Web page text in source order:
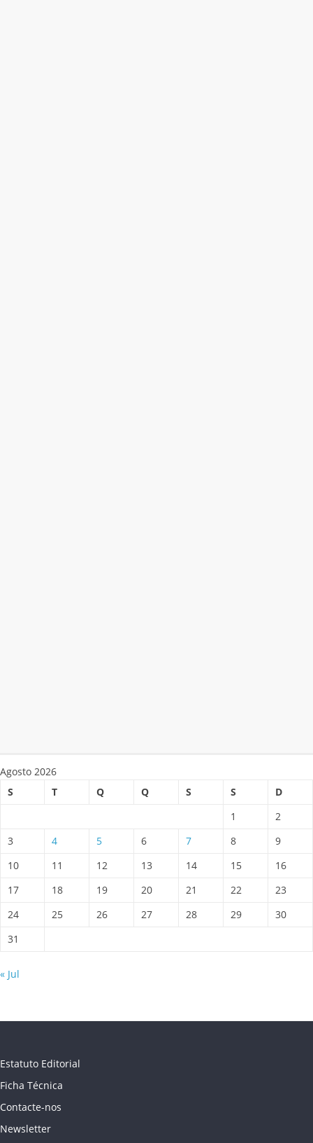
Agosto 2026
S
T Q Q S S
D
1
2
3
4 5 6 7 8
9
10
11 12 13 14 15
16
17
18 19 20 21 22
23
24
25 26 27 28 29
30
31
« Jul
Estatuto Editorial
Ficha Técnica
Contacte-nos
Newsletter